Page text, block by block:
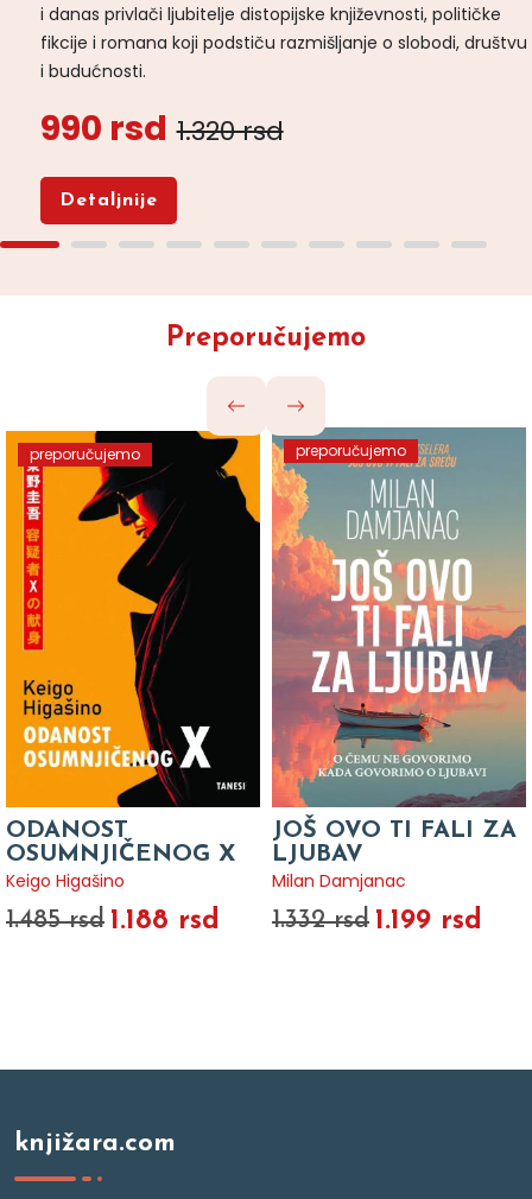
i danas privlači ljubitelje distopijske književnosti, političke
fikcije i romana koji podstiču razmišljanje o slobodi, društvu
i budućnosti.
990 rsd 1.320 rsd
Detaljnije
Preporučujemo
preporučujemo
ODANOST
OSUMNJIČENOG X
Keigo Higašino
1.485 rsd 1.188 rsd
preporučujemo
JOŠ OVO TI FALI ZA
LJUBAV
Milan Damjanac
1.332 rsd 1.199 rsd
knjižara.com